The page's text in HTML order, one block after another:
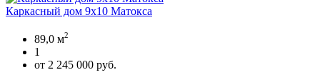
Каркасный дом 9х10 Матокса
89,0 м2
1
от 2 245 000 руб.